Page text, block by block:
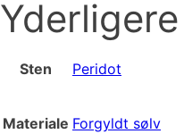
Sten Peridot
Materiale Forgyldt sølv